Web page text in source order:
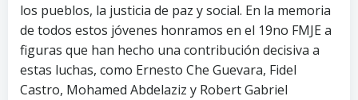
los pueblos, la justicia de paz y social. En la memoria
de todos estos jóvenes honramos en el 19no FMJE a
figuras que han hecho una contribución decisiva a
estas luchas, como Ernesto Che Guevara, Fidel
Castro, Mohamed Abdelaziz y Robert Gabriel